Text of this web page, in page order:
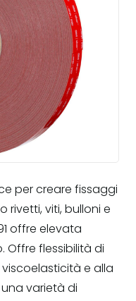
per creare fissaggi
rivetti, viti, bulloni e
offre elevata
Offre flessibilità di
e alla
varietà di